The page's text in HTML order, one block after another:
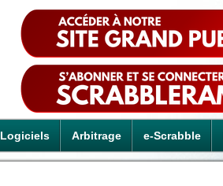
Logiciels Arbitrage e-Scrabble